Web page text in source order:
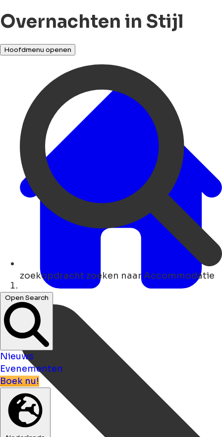
Overnachten in Stijl
Hoofdmenu openen
zoekopdracht zoeken naar Accommodatie
Open Search
Nieuws
Evenementen
Boek nu!
Thuis